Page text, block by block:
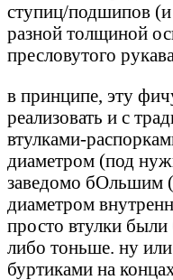
ступиц/подшипов (и
разной толщиной
пресловутого
в принципе, эту
реализовать и с
втулками-
диаметром (под
заведомо бОльшим
диаметром
просто втулки
либо тоньше. ну
буртиками на